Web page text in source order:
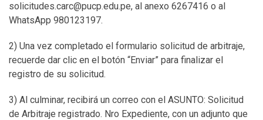
solicitudes.carc@pucp.edu.pe, al anexo 6267416 o al
WhatsApp 980123197.
2) Una vez completado el formulario solicitud de arbitraje,
recuerde dar clic en el botón “Enviar” para finalizar el
registro de su solicitud.
3) Al culminar, recibirá un correo con el ASUNTO: Solicitud
de Arbitraje registrado. Nro Expediente, con un adjunto que